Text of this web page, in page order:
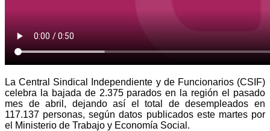
La Central Sindical Independiente y de Funcionarios (CSIF)
celebra la bajada de 2.375 parados en la región el pasado
mes de abril, dejando así el total de desempleados en
117.137 personas, según datos publicados este martes por
el Ministerio de Trabajo y Economía Social.